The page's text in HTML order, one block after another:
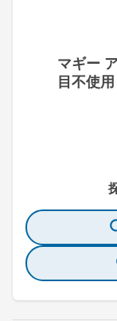
マギー
目不使